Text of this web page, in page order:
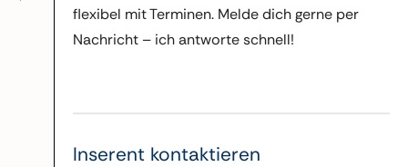
flexibel mit Terminen. Melde dich gerne per
Nachricht – ich antworte schnell!
Inserent kontaktieren